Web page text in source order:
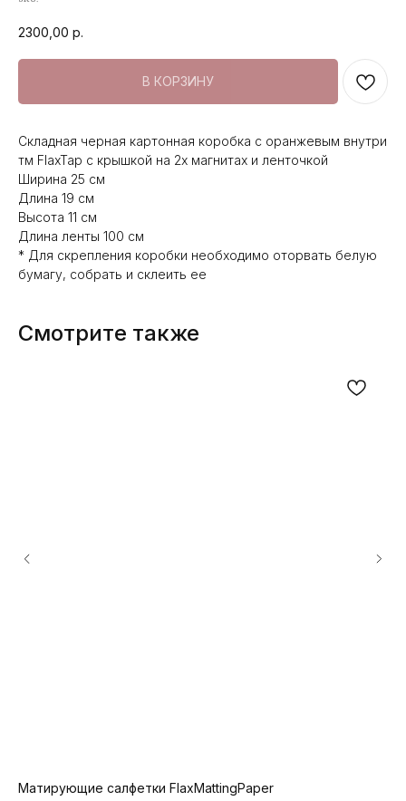
2300,00 р.
В КОРЗИНУ
Складная черная картонная коробка с оранжевым внутри
тм FlaxTap с крышкой на 2х магнитах и ленточкой
Ширина 25 см
Длина 19 см
Высота 11 см
Длина ленты 100 см
* Для скрепления коробки необходимо оторвать белую
бумагу, собрать и склеить ее
Смотрите также
Матирующие салфетки FlaxMattingPaper